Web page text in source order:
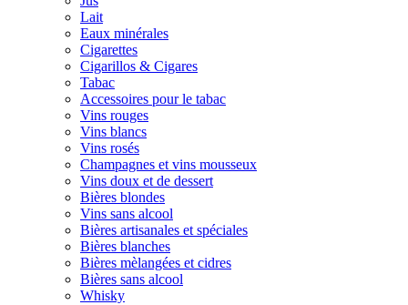
Lait
Eaux minérales
Cigarettes
Cigarillos & Cigares
Tabac
Accessoires pour le tabac
Vins rouges
Vins blancs
Vins rosés
Champagnes et vins mousseux
Vins doux et de dessert
Bières blondes
Vins sans alcool
Bières artisanales et spéciales
Bières blanches
Bières mèlangées et cidres
Bières sans alcool
Whisky